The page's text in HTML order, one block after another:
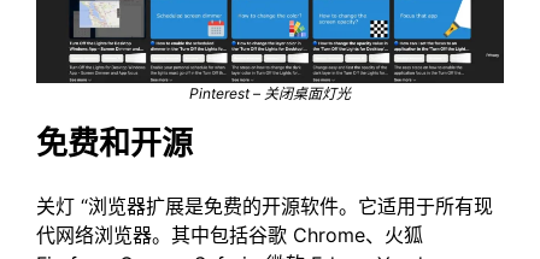
Pinterest – 关闭桌面灯光
免费和开源
关灯 “浏览器扩展是免费的开源软件。它适用于所有现
代网络浏览器。其中包括谷歌 Chrome、火狐